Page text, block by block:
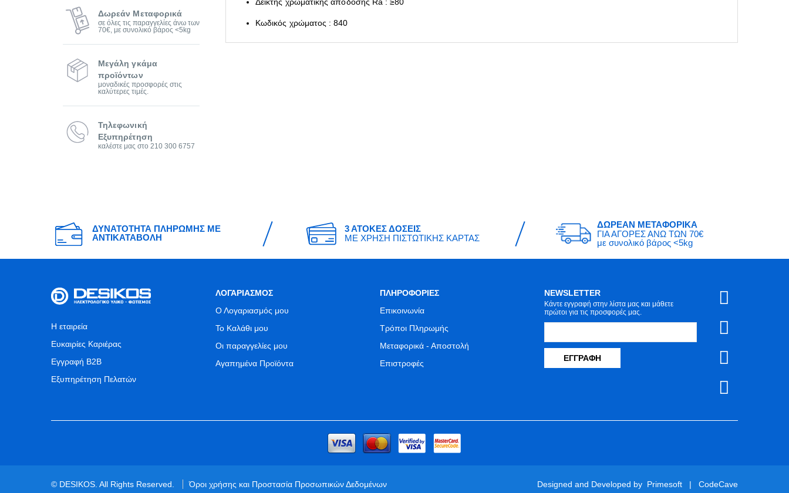
Δωρεάν Μεταφορικά
σε όλες τις παραγγελίες άνω των
70€, με συνολικό βάρος <5kg
Μεγάλη γκάμα
προϊόντων
μοναδικές προσφορές στις
καλύτερες τιμές.
Τηλεφωνική
Εξυπηρέτηση
καλέστε μας στο 210 300 6757
Κωδικός χρώματος : 840
ΔΥΝΑΤΟΤΗΤΑ ΠΛΗΡΩΜΗΣ ΜΕ
ΑΝΤΙΚΑΤΑΒΟΛΗ
3 ΑΤΟΚΕΣ ΔΟΣΕΙΣ
ΜΕ ΧΡΗΣΗ ΠΙΣΤΩΤΙΚΗΣ ΚΑΡΤΑΣ
ΔΩΡΕΑΝ ΜΕΤΑΦΟΡΙΚΑ
ΓΙΑ ΑΓΟΡΕΣ ΑΝΩ ΤΩΝ 70€
με συνολικό βάρος <5kg
Η εταιρεία
Ευκαιρίες Καριέρας
Εγγραφή B2B
Εξυπηρέτηση Πελατών
ΛΟΓΑΡΙΑΣΜΟΣ
Ο Λογαριασμός μου
Το Καλάθι μου
Οι παραγγελίες μου
Αγαπημένα Προϊόντα
ΠΛΗΡΟΦΟΡΙΕΣ
Επικοινωνία
Τρόποι Πληρωμής
Μεταφορικά - Αποστολή
Επιστροφές
NEWSLETTER
Κάντε εγγραφή στην λίστα μας και μάθετε
πρώτοι για τις προσφορές μας.
ΕΓΓΡΑΦΉ
© DESIKOS. All Rights Reserved. Όροι χρήσης και Προστασία Προσωπικών Δεδομένων Designed and Developed by Primesoft | CodeCave